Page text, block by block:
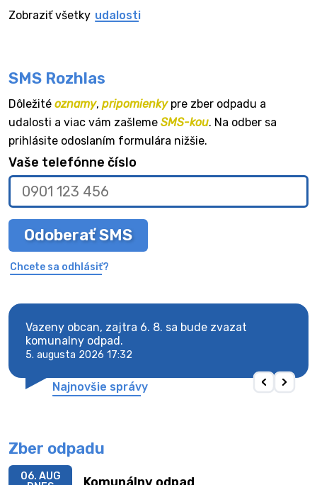
Zobraziť všetky udalosti
SMS Rozhlas
Dôležité oznamy, pripomienkypre zber odpadu a
udalosti a viac vám zašleme SMS-kou. Na odber sa
prihlásite odoslaním formulára nižšie.
Vaše telefónne číslo
Odoberať SMS
Chcete sa odhlásiť?
Vazeny obcan, zajtra 6. 8. sa bude zvazat
komunalny odpad.
5. augusta 2026 17:32
Najnovšie správy
Zber odpadu
Komunálny odpad
06. AUG